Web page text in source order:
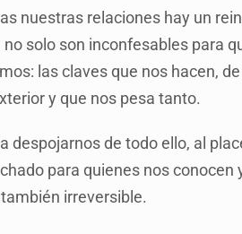
nuestras relaciones hay un
solo son inconfesables para
las claves que nos hacen,
y que nos pesa tanto.
despojarnos de todo ello, al
para quienes nos conocen
irreversible.